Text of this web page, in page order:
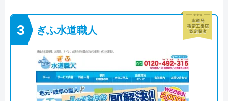
ぎふ水道職人